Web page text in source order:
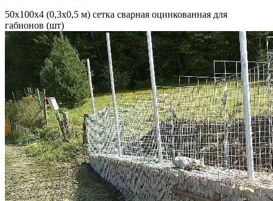
50х100х4 (0,3х0,5 м) сетка сварная оцинкованная для
габионов (шт)